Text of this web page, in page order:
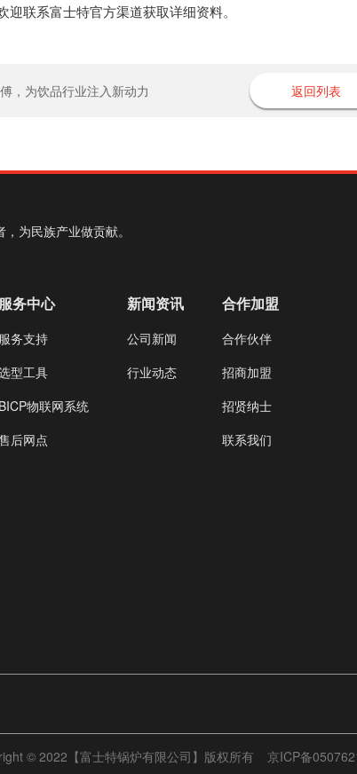
联系富士特官方渠道获取详细资料。
，为饮品行业注入新动力 返回列表
为民族产业做贡献。
服务中心
服务支持
型工具
BICP物联网系统
后网点
新闻资讯
公司新闻
行业动态
合作加盟
合作伙伴
招商加盟
招贤纳士
联系我们
© 2022【富士特锅炉有限公司】版权所有 京ICP备